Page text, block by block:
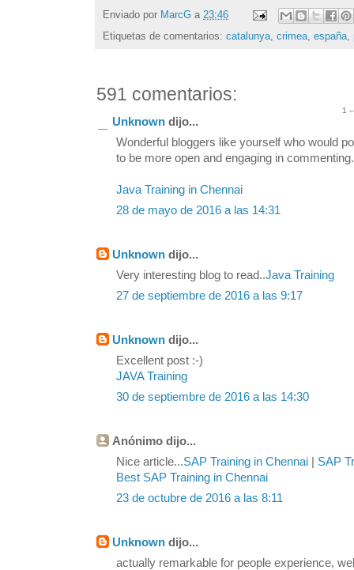
Enviado por MarcG a 23:46
Etiquetas de comentarios: catalunya, crimea, españa,
591 comentarios:
1
Unknown dijo...
Wonderful bloggers like yourself who would
to be more open and engaging in
Java Training in Chennai
28 de mayo de 2016 a las 14:31
Unknown dijo...
Very interesting blog to read..Java Training
27 de septiembre de 2016 a las 9:17
Unknown dijo...
Excellent post :-)
JAVA Training
30 de septiembre de 2016 a las 14:30
Anónimo dijo...
Nice article...SAP Training in Chennai
SAP
Best SAP Training in Chennai
23 de octubre de 2016 a las 8:11
Unknown dijo...
actually remarkable for people experience,